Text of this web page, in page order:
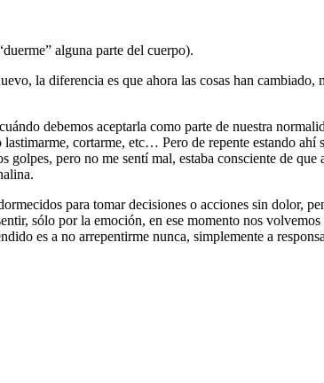
alguna parte del cuerpo).
la diferencia es que ahora las cosas han cambiado,
debemos aceptarla como parte de nuestra
cortarme, etc… Pero de repente estando ahí
golpes, pero no me sentí mal, estaba consciente de
para tomar decisiones o acciones sin dolor,
sólo por la emoción, en ese momento nos
es a no arrepentirme nunca, simplemente a